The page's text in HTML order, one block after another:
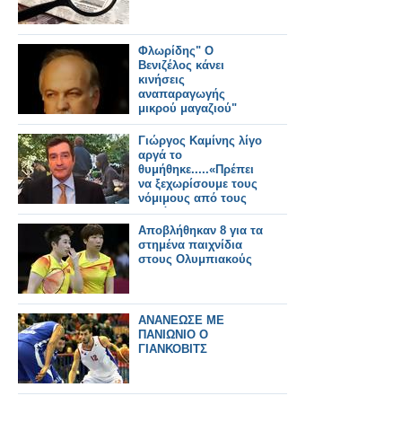
Φλωρίδης" Ο
Βενιζέλος κάνει
κινήσεις
αναπαραγωγής
μικρού μαγαζιού"
Γιώργος Καμίνης λίγο
αργά το
θυμήθηκε.....«Πρέπει
να ξεχωρίσουμε τους
νόμιμους από τους
παράνομους
μετανάστες»
Αποβλήθηκαν 8 για τα
στημένα παιχνίδια
στους Ολυμπιακούς
ΑΝΑΝΕΩΣΕ ΜΕ
ΠΑΝΙΩΝΙΟ Ο
ΓΙΑΝΚΟΒΙΤΣ